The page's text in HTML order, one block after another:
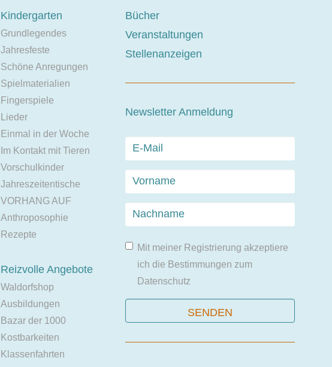
Kindergarten
Grundlegendes
Jahresfeste
Schöne Anregungen
Spielmaterialien
Fingerspiele
Lieder
Einmal in der Woche
Im Kontakt mit Tieren
Vorschulkinder
Jahreszeitentische
VORHANG AUF
Anthroposophie
Rezepte
Reizvolle Angebote
Waldorfshop
Ausbildungen
Bazar der 1000
Kostbarkeiten
Klassenfahrten
Bücher
Veranstaltungen
Stellenanzeigen
Newsletter Anmeldung
Mit meiner Registrierung akzeptiere
ich die Bestimmungen zum
Datenschutz